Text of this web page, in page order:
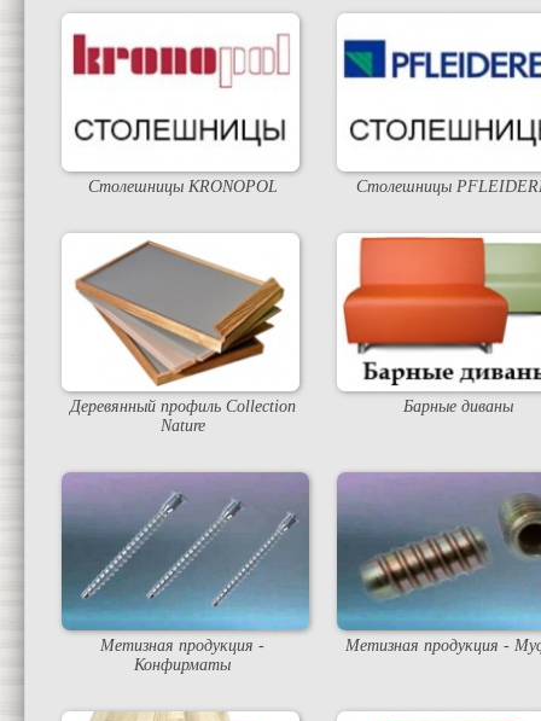
Столешницы KRONOPOL Столешницы
Деревянный профиль Collection
Nature
Барные диваны
Метизная продукция -
Конфирматы
Метизная продукция -